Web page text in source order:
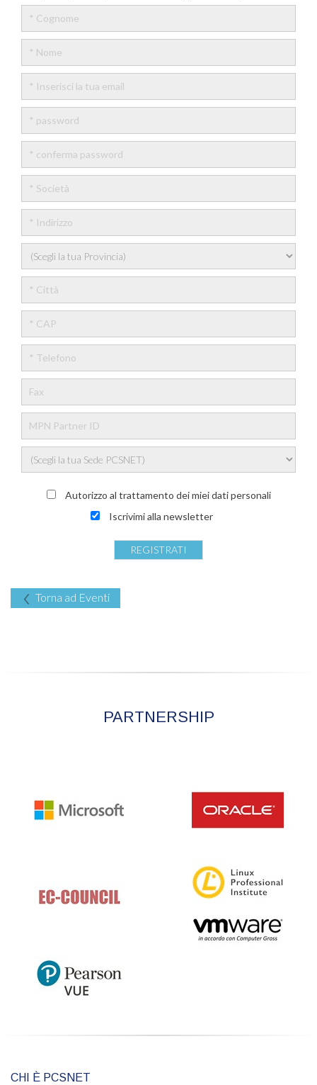
Autorizzo al trattamento dei miei dati personali
Iscrivimi alla newsletter
Torna ad Eventi
PARTNERSHIP
CHI È PCSNET